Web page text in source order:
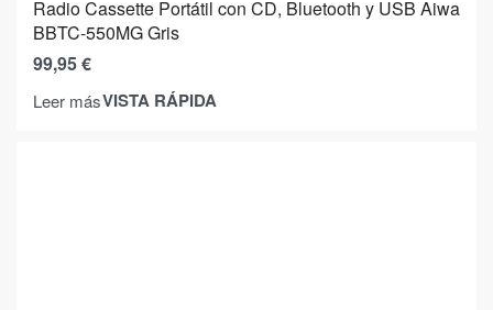
Radio Cassette Portátil con CD, Bluetooth y USB Aiwa
BBTC-550MG Gris
99,95€
Leer másVISTA RÁPIDA